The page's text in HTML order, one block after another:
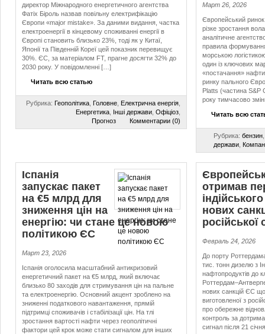
директор Міжнародного енергетичного агентства
Фатіх Біроль назвав повільну електрифікацію
Європи «major mistake». За даними видання, частка
електроенергії в кінцевому споживанні енергії в
Європі становить близько 23%, тоді як у Китаї,
Японії та Південній Кореї цей показник перевищує
30%. ЄС, за матеріалом FT, прагне досягти 32% до
2030 року. У повідомленні […]
Читать всю статью
Рубрика: Геополітика Головне Електрична енергія
Енергетика Інші держави Офіціоз
Прогноз
Комментарии (0)
Март 26, 2026
Європейський
різке зростання
аналітичне
правила
морською
один із ключових
«постачання»
ринку пального
Platts (частина S&P
року тимчасово
Читать всю
Рубрика: бензин
держави
Іспанія
запускає пакет
на €5 млрд для
зниження цін на
енергію: чи стане це новою
політикою ЄС
Март 23, 2026
Іспанія оголосила масштабний антикризовий
енергетичний пакет на €5 млрд, який включає
близько 80 заходів для стримування цін на пальне
та електроенергію. Основний акцент зроблено на
зниженні податкового навантаження, прямій
підтримці споживачів і стабілізації цін. На тлі
зростання вартості нафти через геополітичні
фактори цей крок може стати сигналом для інших
отримав
нових
Февраль 24, 2026
До порту
тис. тонн дизелю з
нафтопродуктів до
нових санкцій ЄС
виготовленої з
про обережне
контроль за
сигнал після 21